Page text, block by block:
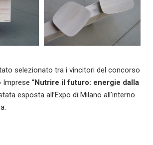
selezionato tra i vincitori del concorso
“Nutrire il futuro: energie dalla
esposta all’Expo di Milano all’interno